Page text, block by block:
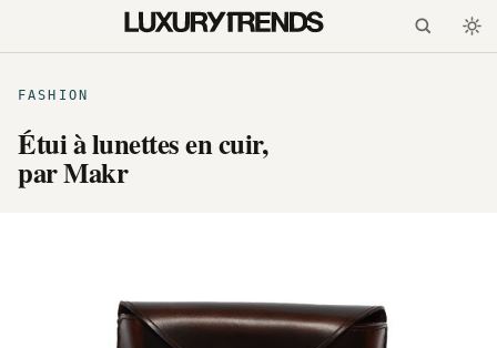
FASHION
Étui à lunettes en cuir,
par Makr